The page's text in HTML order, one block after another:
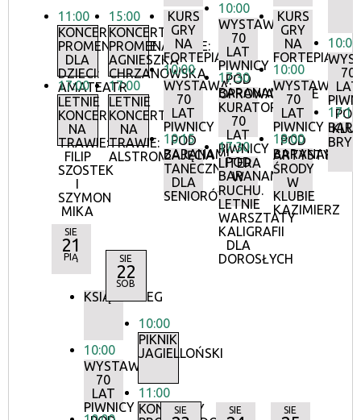
11:00
KONCERTY
PROMENADOWE
DLA
DZIECI:
AMATEATR
17:00
LETNIE
KONCERTY
NA
TRAWIE:
FILIP
SZOSTEK
I
SZYMON
MIKA
15:00
KONCERTY
PROMENADOWE:
AGNIESZKA
CHRZANOWSKA
17:00
LETNIE
KONCERTY
NA
TRAWIE:
ALSTROMERIE
KURS
GRY
NA
FORTEPIANIE
10:00
WYSTAWA:
70
LAT
PIWNICY
POD
BARANAMI
10:15
ZAJĘCIA
TANECZNE
DLA
SENIORÓW
10:00
WYSTAWA:
70
LAT
PIWNICY
POD
BARANAMI
17:30
OPROWADZANIE
KURATORSKIE:
70
LAT
PIWNICY
POD
BARANAMI
17:30
LITERA
W
RUCHU.
LETNIE
WARSZTATY
KALIGRAFII
DLA
DOROSŁYCH
KURS
GRY
NA
FORTEPIANIE
10:00
WYSTAWA:
70
LAT
PIWNICY
POD
BARANAMI
18:00
ŚRODY
W
KLUBIE
KAZIMIERZ
10:00
70
LAT
POD
17:15
SIE
21
PIĄ
KSIĄŻKOBIEG
10:00
WYSTAWA:
70
LAT
PIWNICY
SIE
22
SOB
10:00
PIKNIK
JAGIELLOŃSKI
11:00
KONCERTY
SIE SIE SIE